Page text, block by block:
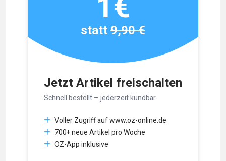
Jetzt Artikel freischalten
Schnell bestellt – jederzeit kündbar.
Voller Zugriff auf www.oz-online.de
700+ neue Artikel pro Woche
OZ-App inklusive
statt9,90 €